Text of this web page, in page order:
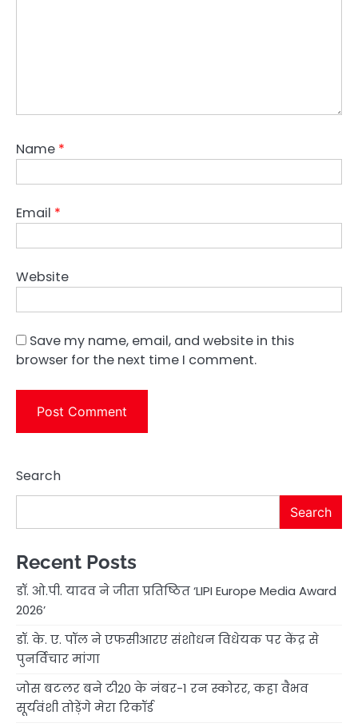
Name *
Email *
Website
Save my name, email, and website in this
browser for the next time I comment.
Search
Search
Recent Posts
डॉ. ओ.पी. यादव ने जीता प्रतिष्ठित ‘LIPI Europe Media Award
2026’
डॉ. के. ए. पॉल ने एफसीआरए संशोधन विधेयक पर केंद्र से
पुनर्विचार मांगा
जोस बटलर बने टी20 के नंबर-1 रन स्कोरर, कहा वैभव
सूर्यवंशी तोड़ेंगे मेरा रिकॉर्ड